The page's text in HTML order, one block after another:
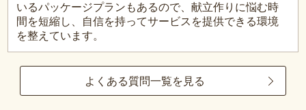
いるパッケージプランもあるので、献立作りに悩む時
間を短縮し、自信を持ってサービスを提供できる環境
を整えています。
よくある質問一覧を見る